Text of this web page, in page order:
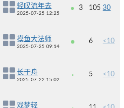
轻叹流年去
2025-07-25 12:25
3 105 30
摸鱼大法师
2025-07-25 09:14
6 <10
长于舟
2025-07-22 15:02
5 <10
戏梦轻